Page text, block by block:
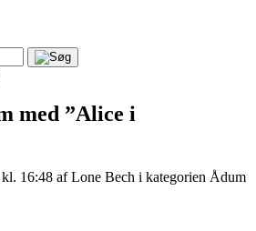
med ”Alice i
16:48 af Lone Bech i kategorien Ådum